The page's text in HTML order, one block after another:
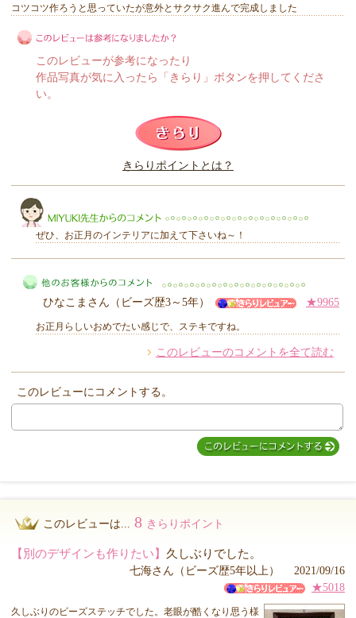
コツコツ作ろうと思っていたが意外とサクサク進んで完成しました
このレビューは参考になりましたか？
このレビューが参考になったり
作品写真が気に入ったら「きらり」ボタンを押してくださ
い。
きらりポイントとは？
ぜひ、お正月のインテリアに加えて下さいね～！
他のお客様からのコメント
ひなこまさん（ビーズ歴3～5年） ★9965
お正月らしいおめでたい感じで、ステキですね。
このレビューのコメントを全て読む
このレビューにコメントする。
このレビューは... 8 きらりポイント
【別のデザインも作りたい】 久しぶりでした。
七海さん（ビーズ歴5年以上） 2021/09/16
★5018
久しぶりのビーズステッチでした。老眼が酷くなり思う様